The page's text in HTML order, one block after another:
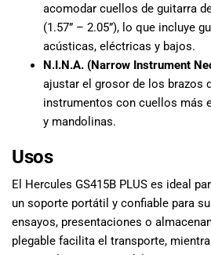
acomodar cuellos de guitarra
(1.57” – 2.05”), lo que incluye
acústicas, eléctricas y bajos.
N.I.N.A. (Narrow Instrument
ajustar el grosor de los brazos
instrumentos con cuellos más
y mandolinas.
Usos
El Hercules GS415B PLUS es ideal
un soporte portátil y confiable para
ensayos, presentaciones o
plegable facilita el transporte,